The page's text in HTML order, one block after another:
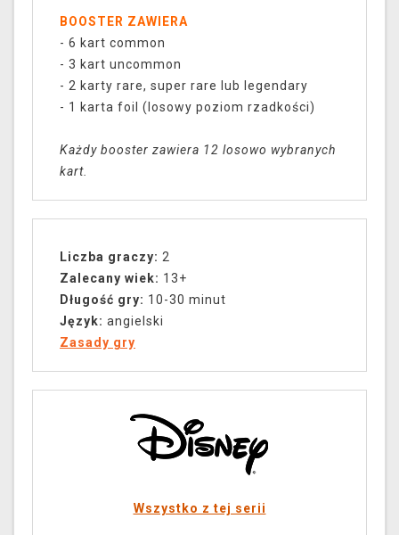
BOOSTER ZAWIERA
- 6 kart common
- 3 kart uncommon
- 2 karty rare, super rare lub legendary
- 1 karta foil (losowy poziom rzadkości)
Każdy booster zawiera 12 losowo wybranych
kart.
Liczba graczy: 2
Zalecany wiek: 13+
Długość gry: 10-30 minut
Język: angielski
Zasady gry
Wszystko z tej serii